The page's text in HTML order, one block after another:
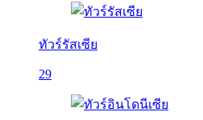
ทัวร์รัสเซีย
29